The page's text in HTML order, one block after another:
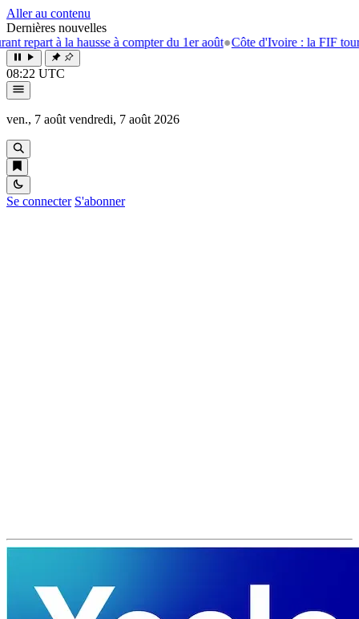
Aller au contenu
Dernières nouvelles
hausse à compter du 1er août●Côte d'Ivoire : la FIF tourne la page
08:22 UTC
ven., 7 août vendredi, 7 août 2026
Se connecter S'abonner